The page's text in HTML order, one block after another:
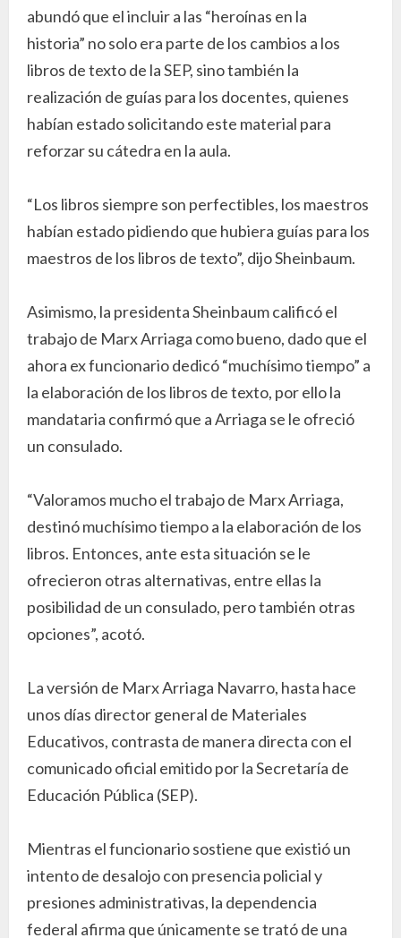
abundó que el incluir a las “heroínas en la
historia” no solo era parte de los cambios a los
libros de texto de la SEP, sino también la
realización de guías para los docentes, quienes
habían estado solicitando este material para
reforzar su cátedra en la aula.
“Los libros siempre son perfectibles, los maestros
habían estado pidiendo que hubiera guías para los
maestros de los libros de texto”, dijo Sheinbaum.
Asimismo, la presidenta Sheinbaum calificó el
trabajo de Marx Arriaga como bueno, dado que el
ahora ex funcionario dedicó “muchísimo tiempo” a
la elaboración de los libros de texto, por ello la
mandataria confirmó que a Arriaga se le ofreció
un consulado.
“Valoramos mucho el trabajo de Marx Arriaga,
destinó muchísimo tiempo a la elaboración de los
libros. Entonces, ante esta situación se le
ofrecieron otras alternativas, entre ellas la
posibilidad de un consulado, pero también otras
opciones”, acotó.
La versión de Marx Arriaga Navarro, hasta hace
unos días director general de Materiales
Educativos, contrasta de manera directa con el
comunicado oficial emitido por la Secretaría de
Educación Pública (SEP).
Mientras el funcionario sostiene que existió un
intento de desalojo con presencia policial y
presiones administrativas, la dependencia
federal afirma que únicamente se trató de una